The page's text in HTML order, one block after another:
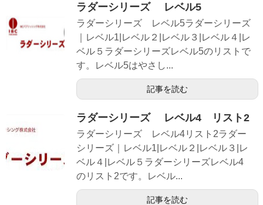
ラダーシリーズ レベル5
ラダーシリーズ レベル5ラダーシリーズ
｜レベル1|レベル２|レベル３|レベル４|レ
ベル５ラダーシリーズレベル5のリストで
す。レベル5はやさし...
記事を読む
ラダーシリーズ レベル4 リスト2
ラダーシリーズ レベル4リスト2ラダー
シリーズ｜レベル1|レベル２|レベル３|レ
ベル４|レベル５ラダーシリーズレベル4
のリスト2です。レベル...
記事を読む